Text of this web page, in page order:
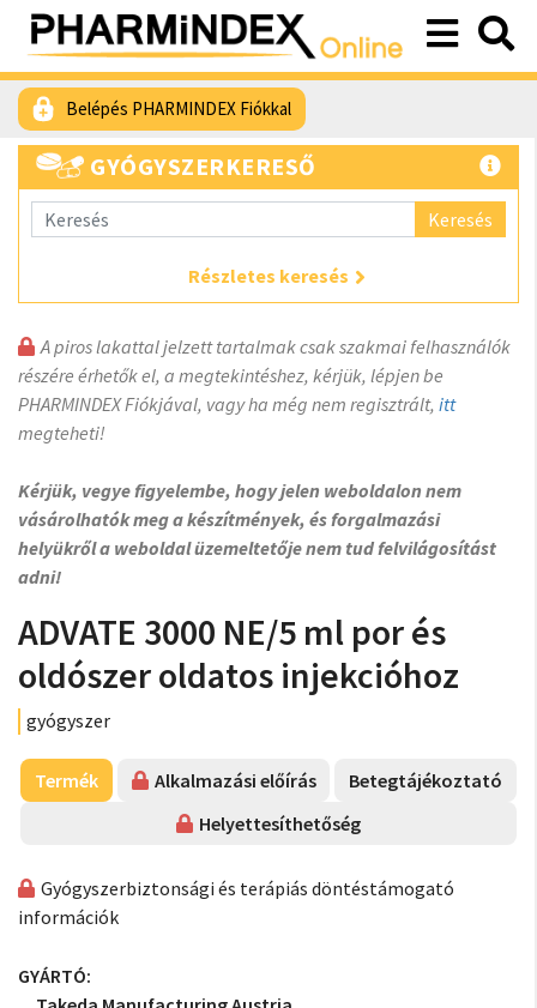
Belépés PHARMINDEX Fiókkal
GYÓGYSZERKERESŐ
Keresés
Részletes keresés
A piros lakattal jelzett tartalmak csak szakmai felhasználók
részére érhetők el, a megtekintéshez, kérjük, lépjen be
PHARMINDEX Fiókjával, vagy ha még nem regisztrált, itt
megteheti!
Kérjük, vegye figyelembe, hogy jelen weboldalon nem
vásárolhatók meg a készítmények, és forgalmazási
helyükről a weboldal üzemeltetője nem tud felvilágosítást
adni!
ADVATE 3000 NE/5 ml por és
oldószer oldatos injekcióhoz
gyógyszer
Termék Alkalmazási előírás
Betegtájékoztató
Helyettesíthetőség
Gyógyszerbiztonsági és terápiás döntéstámogató
információk
GYÁRTÓ: